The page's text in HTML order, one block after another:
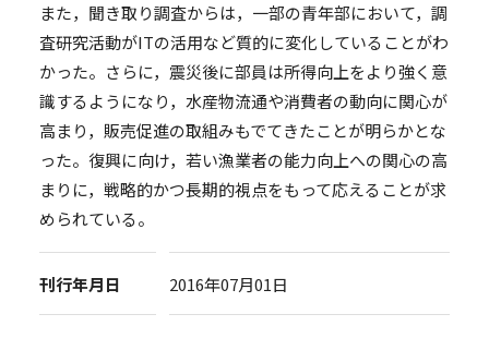
また，聞き取り調査からは，一部の青年部において，調
査研究活動がITの活用など質的に変化していることがわ
かった。さらに，震災後に部員は所得向上をより強く意
識するようになり，水産物流通や消費者の動向に関心が
高まり，販売促進の取組みもでてきたことが明らかとな
った。復興に向け，若い漁業者の能力向上への関心の高
まりに，戦略的かつ長期的視点をもって応えることが求
められている。
刊行年月日 2016年07月01日